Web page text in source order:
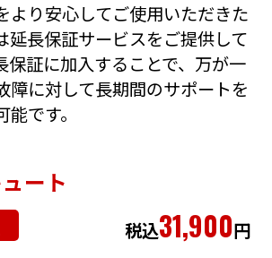
より安心してご使用いただきた
延長保証サービスをご提供して
保証に加入することで、万が一
障に対して長期間のサポートを
です。
ート
税込31,900円